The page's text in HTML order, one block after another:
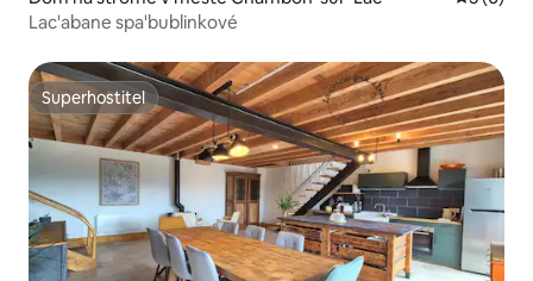
Lac'abane spa'bublinkové
Superhostiteľ
Superhostiteľ